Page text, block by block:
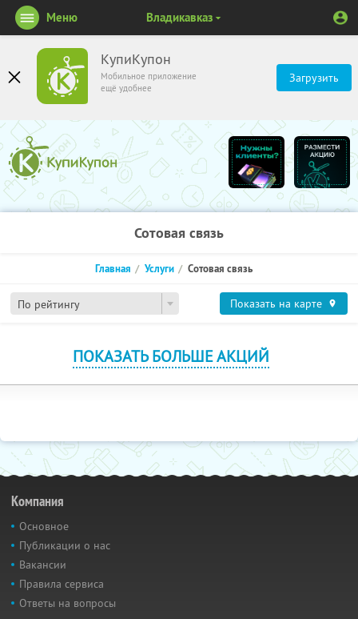
КупиКупон
Мобильное приложение
ещё удобнее
Загрузить
Меню Владикавказ
Сотовая связь
По рейтингу
Главная Услуги Сотовая связь
Показать на карте
ПОКАЗАТЬ БОЛЬШЕ АКЦИЙ
Компания
Основное
Публикации о нас
Вакансии
Правила сервиса
Ответы на вопросы